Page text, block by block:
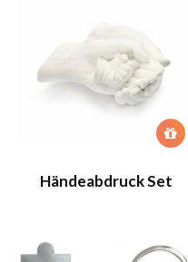
Händeabdruck Set